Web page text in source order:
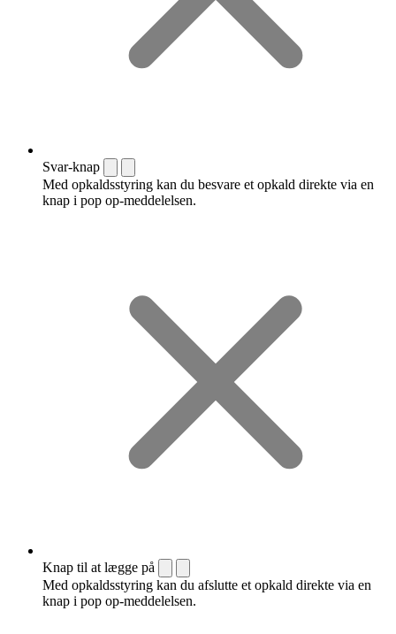
Svar-knap
Med opkaldsstyring kan du besvare et opkald direkte via en
knap i pop op-meddelelsen.
Knap til at lægge på
Med opkaldsstyring kan du afslutte et opkald direkte via en
knap i pop op-meddelelsen.